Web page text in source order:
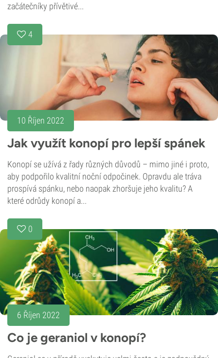
začátečníky přívětivé...
4
10 Říjen 2022
Jak využít konopí pro lepší spánek
Konopí se užívá z řady různých důvodů – mimo jiné i proto,
aby podpořilo kvalitní noční odpočinek. Opravdu ale tráva
prospívá spánku, nebo naopak zhoršuje jeho kvalitu? A
které odrůdy konopí a...
0
6 Říjen 2022
Co je geraniol v konopí?